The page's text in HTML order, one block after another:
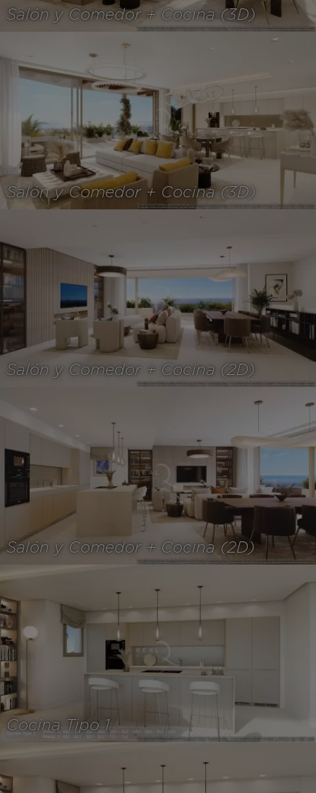
Salón y Comedor + Cocina (3D)
Salón y Comedor + Cocina (3D)
Salón y Comedor + Cocina (2D)
Salón y Comedor + Cocina (2D)
Cocina Tipo 1